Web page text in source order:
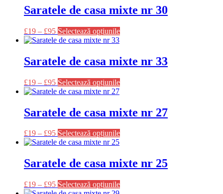
alese
în
pagina
produsului.
mai
multe
Opțiunile
alese
în
pagina
produsului.
Saratele de casa mixte nr 30
£19 – £95 Selectează opțiunileAcest
mai
multe
Opțiunile
alese
în
pagina
produsului.
Saratele de casa mixte nr 33
£19 – £95 Selectează opțiunileAcest
mai
multe
Opțiunile
alese
în
pagina
produsului.
Saratele de casa mixte nr 27
£19 – £95 Selectează opțiunileAcest
mai
multe
Opțiunile
Saratele de casa mixte nr 25
£19 – £95 Selectează opțiunileAcest